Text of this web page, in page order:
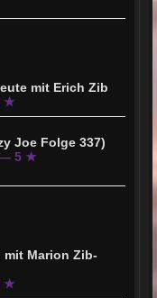
mit Erich Zib
★
Joe Folge 337)
5 ★
mit Marion Zib-
★